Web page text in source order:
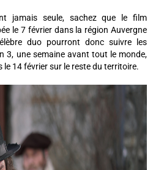
jamais seule, sachez que le film
le 7 février dans la région Auvergne
duo pourront donc suivre les
3, une semaine avant tout le monde,
le 14 février sur le reste du territoire.